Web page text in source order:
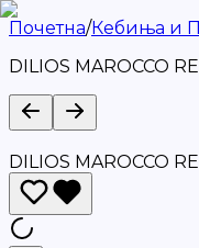
Почетна/Кебиња и
DILIOS MAROCCO
DILIOS MAROCCO